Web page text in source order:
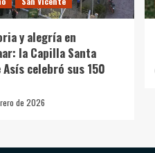
y alegría en
la Capilla Santa
Asís celebró sus 150
de 2026